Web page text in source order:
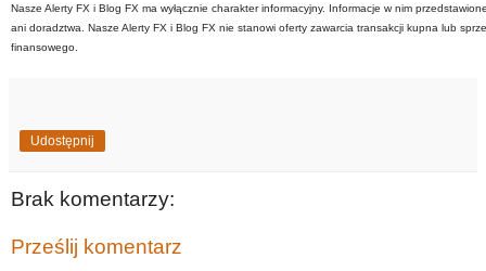
Nasze Alerty FX i Blog FX ma wyłącznie charakter informacyjny. Informacje w nim
ani doradztwa. Nasze Alerty FX i Blog FX nie stanowi oferty zawarcia transakcji kupna lub
finansowego.
Udostępnij
Brak komentarzy:
Prześlij komentarz